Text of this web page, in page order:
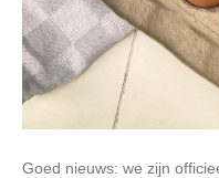
Goed nieuws: we zijn